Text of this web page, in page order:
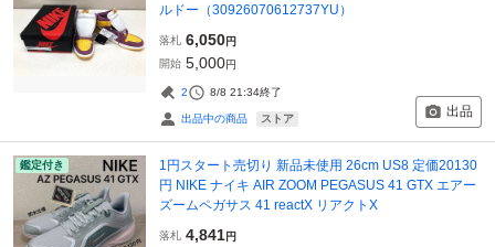
ルドー（30926070612737YU）
落札 6,050円
開始 5,000円
2 8/8 21:34終了
出品中の商品 ストア 出品
鑑定付き
1円スタート売切り 新品未使用 26cm US8 定価20130
円 NIKE ナイキ AIR ZOOM PEGASUS 41 GTX エアー
ズームペガサス 41 reactX リアクトX
落札 4,841円